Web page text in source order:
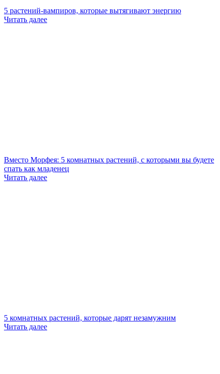
5 растений-вампиров, которые вытягивают энергию
Читать далее
Вместо Морфея: 5 комнатных растений, с которыми вы будете
спать как младенец
Читать далее
5 комнатных растений, которые дарят незамужним
Читать далее